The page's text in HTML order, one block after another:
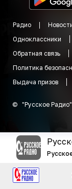
Радио
Одноклассники
Обратная связь
Политика
Выдача призов
© "Русское Радио"